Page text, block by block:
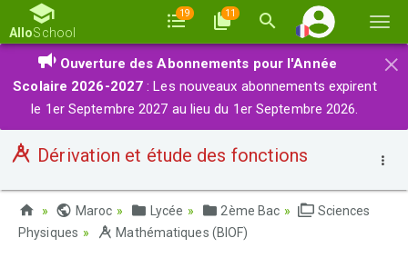
la
AlloSchool
19 11
×
Ouverture des Abonnements pour l'Année
Scolaire 2026-2027 : Les nouveaux abonnements expirent
le 1er Septembre 2027 au lieu du 1er Septembre 2026.
Dérivation et étude des fonctions
Maroc Lycée 2ème Bac
Sciences
Physiques
Mathématiques (BIOF)